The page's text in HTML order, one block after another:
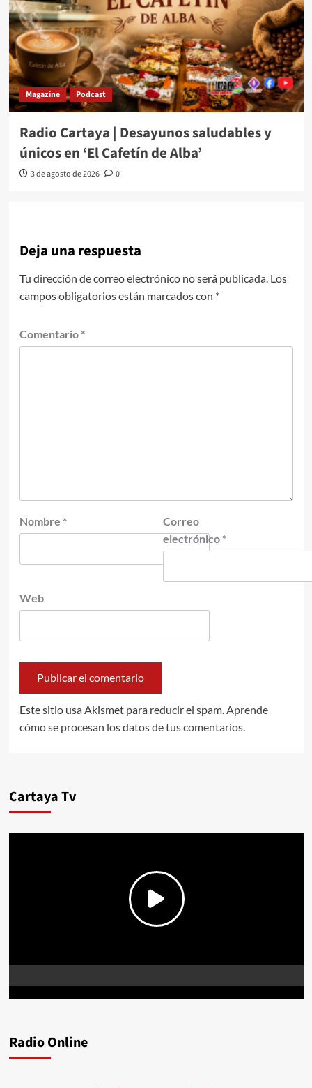
Magazine Podcast
Radio Cartaya | Desayunos saludables y
únicos en ‘El Cafetín de Alba’
3 de agosto de 2026 0
Deja una respuesta
Tu dirección de correo electrónico no será publicada. Los
campos obligatorios están marcados con *
Comentario *
Nombre *
Correo
electrónico *
Web
Este sitio usa Akismet para reducir el spam. Aprende
cómo se procesan los datos de tus comentarios.
Cartaya Tv
Radio Online